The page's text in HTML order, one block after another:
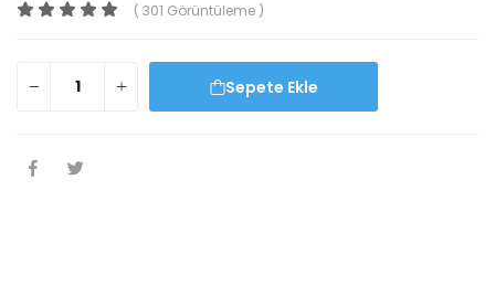
( 301 Görüntüleme )
Sepete Ekle